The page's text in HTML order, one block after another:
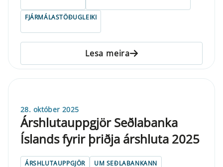
FJÁRMÁLASTÖÐUGLEIKI
Lesa meira
28. október 2025
Árshlutauppgjör Seðlabanka
Íslands fyrir þriðja árshluta 2025
ÁRSHLUTAUPPGJÖR UM SEÐLABANKANN